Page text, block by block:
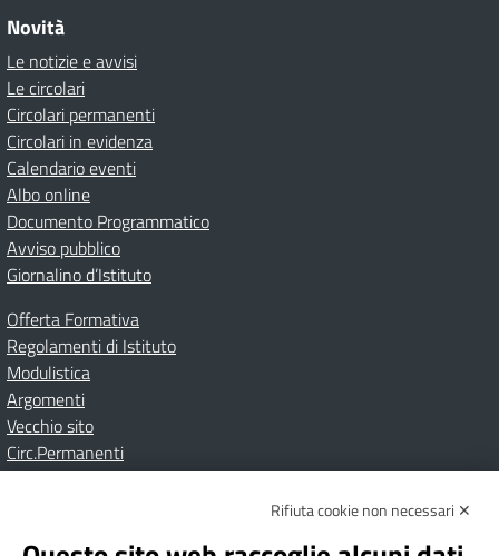
Novità
Le notizie e avvisi
Le circolari
Circolari permanenti
Circolari in evidenza
Calendario eventi
Albo online
Documento Programmatico
Avviso pubblico
Giornalino d’Istituto
Offerta Formativa
Regolamenti di Istituto
Modulistica
Argomenti
Vecchio sito
Circ.Permanenti
Albo onlinePrivacy Policy
Dichiarazione di accessibilità
Note Legali
Rifiuta cookie non necessari ✕